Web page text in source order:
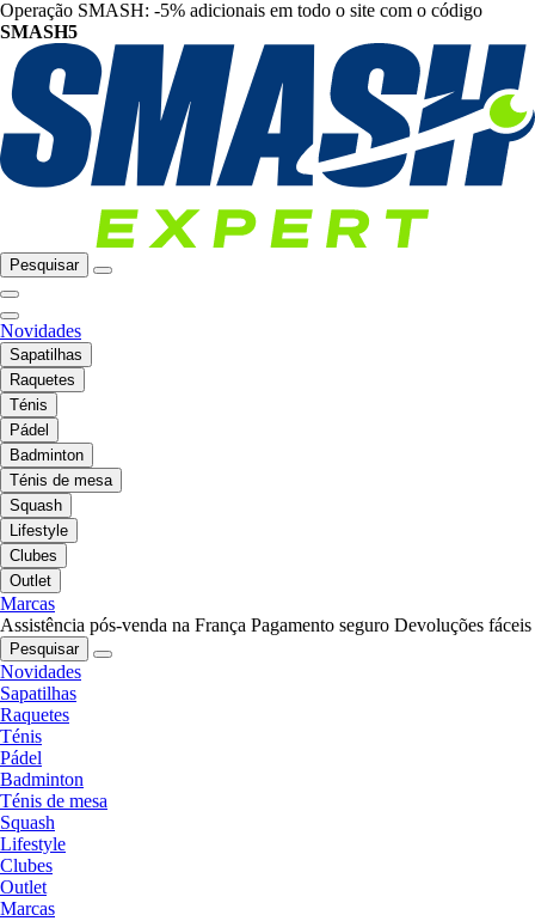
Operação SMASH: -5% adicionais em todo o site com o código
SMASH5
Pesquisar
Novidades
Sapatilhas
Raquetes
Ténis
Pádel
Badminton
Ténis de mesa
Squash
Lifestyle
Clubes
Outlet
Marcas
Assistência pós-venda na França Pagamento seguro Devoluções fáceis
Pesquisar
Novidades
Sapatilhas
Raquetes
Ténis
Pádel
Badminton
Ténis de mesa
Squash
Lifestyle
Clubes
Outlet
Marcas